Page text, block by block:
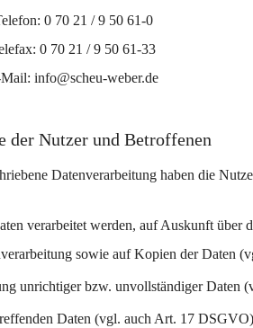
0 70 21 / 9 50 61-0
0 70 21 / 9 50 61-33
info@scheu-weber.de
der Nutzer und Betroffenen
Datenverarbeitung haben die
verarbeitet werden, auf Auskunft über
sowie auf Kopien der Daten
unrichtiger bzw. unvollständiger Daten
Daten (vgl. auch Art. 17